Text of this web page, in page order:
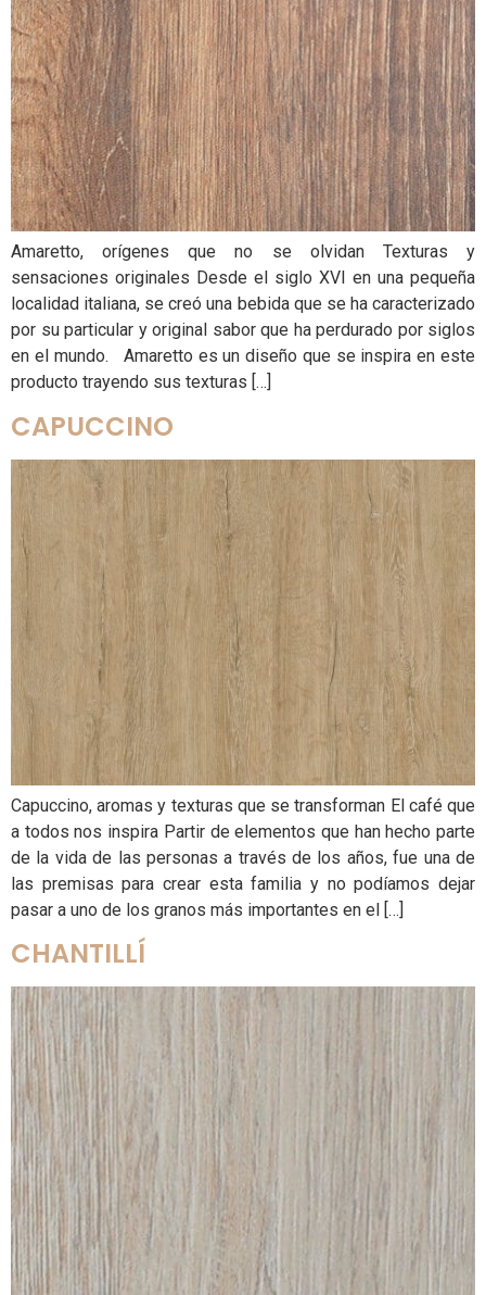
Amaretto, orígenes que no se olvidan Texturas y
sensaciones originales Desde el siglo XVI en una pequeña
localidad italiana, se creó una bebida que se ha caracterizado
por su particular y original sabor que ha perdurado por siglos
en el mundo. Amaretto es un diseño que se inspira en este
producto trayendo sus texturas […]
CAPUCCINO
Capuccino, aromas y texturas que se transforman El café que
a todos nos inspira Partir de elementos que han hecho parte
de la vida de las personas a través de los años, fue una de
las premisas para crear esta familia y no podíamos dejar
pasar a uno de los granos más importantes en el […]
CHANTILLÍ